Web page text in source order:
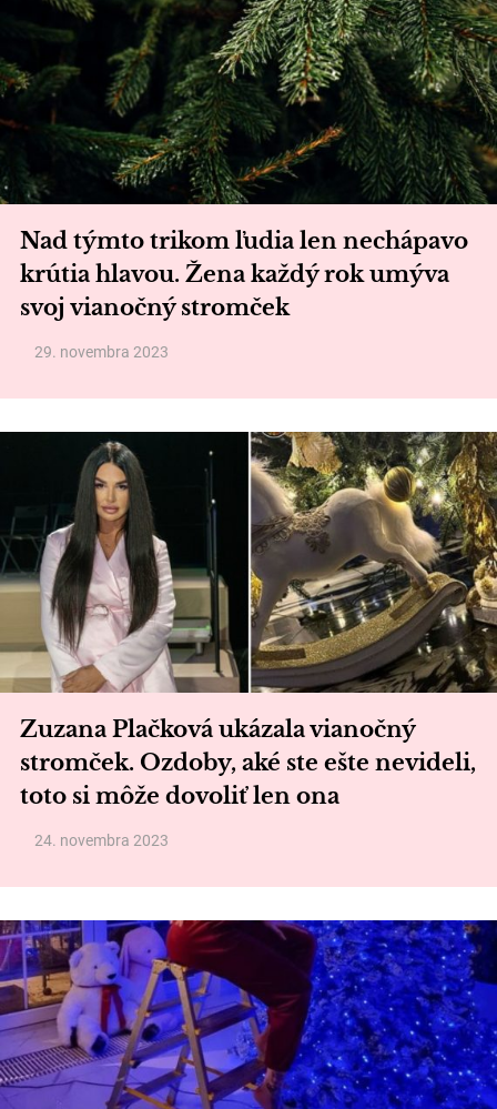
Nad týmto trikom ľudia len nechápavo
krútia hlavou. Žena každý rok umýva
svoj vianočný stromček
29. novembra 2023
Zuzana Plačková ukázala vianočný
stromček. Ozdoby, aké ste ešte nevideli,
toto si môže dovoliť len ona
24. novembra 2023